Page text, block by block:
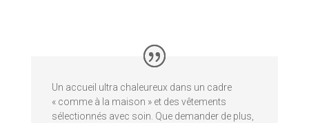
Un accueil ultra chaleureux dans un cadre
« comme à la maison » et des vêtements
sélectionnés avec soin. Que demander de plus,